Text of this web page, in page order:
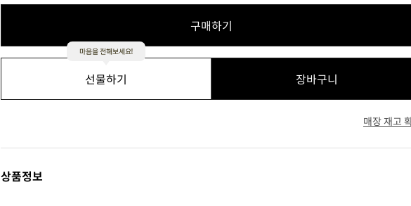
구매하기
선물하기
마음을 전해보세요!
장바구니
매장 재고
상품정보